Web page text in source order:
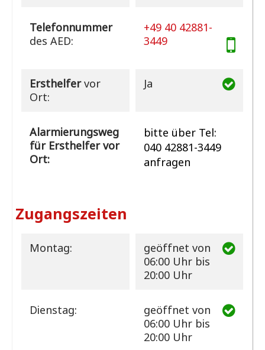
Telefonnummer
des AED:
+49 40 42881-
3449
Ersthelfervor
Ort:
Ja
Alarmierungsweg
für Ersthelfer vor
Ort:
bitte über Tel:
040 42881-3449
anfragen
Zugangszeiten
Montag: geöffnet von
06:00 Uhr bis
20:00 Uhr
Dienstag: geöffnet von
06:00 Uhr bis
20:00 Uhr